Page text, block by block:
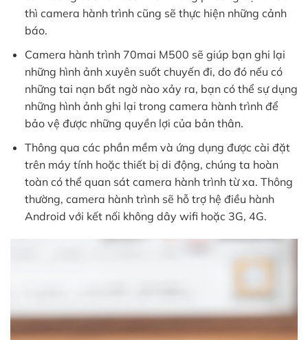
thì camera hành trình cũng sẽ thực hiện những cảnh
báo.
Camera hành trình 70mai M500 sẽ giúp bạn ghi lại
những hình ảnh xuyên suốt chuyến đi, do đó nếu có
những tai nạn bất ngờ nào xảy ra, bạn có thể sự dụng
những hình ảnh ghi lại trong camera hành trình để
bảo vệ được những quyền lợi của bản thân.
Thông qua các phần mềm và ứng dụng được cài đặt
trên máy tính hoặc thiết bị di động, chúng ta hoàn
toàn có thể quan sát camera hành trình từ xa. Thông
thường, camera hành trình sẽ hỗ trợ hệ điều hành
Android với kết nối không dây wifi hoặc 3G, 4G.